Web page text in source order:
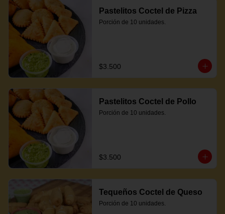
Pastelitos Coctel de Pizza
Porción de 10 unidades.
$3.500
Pastelitos Coctel de Pollo
Porción de 10 unidades.
$3.500
Tequeños Coctel de Queso
Porción de 10 unidades.